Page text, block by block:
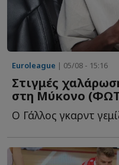
Euroleague | 05/08 - 15:16
Στιγμές
στη Μύκονο